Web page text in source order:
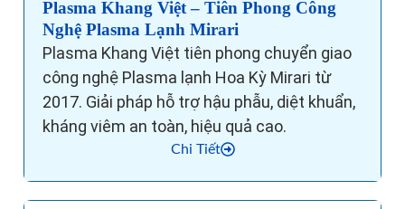
Plasma Khang Việt – Tiên Phong Công
Nghệ Plasma Lạnh Mirari
Plasma Khang Việt tiên phong chuyển giao
công nghệ Plasma lạnh Hoa Kỳ Mirari từ
2017. Giải pháp hỗ trợ hậu phẫu, diệt khuẩn,
kháng viêm an toàn, hiệu quả cao.
Chi Tiết